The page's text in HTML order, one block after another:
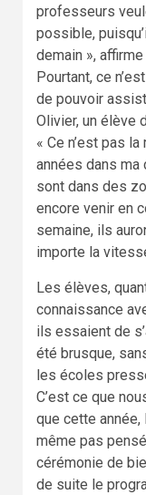
professeurs
possible,
demain »,
Pourtant, ce
de pouvoir
Olivier, un élève
« Ce n’est pas
années dans
sont dans des
encore venir en
semaine, ils
importe la
Les élèves,
connaissance
ils essaient de
été brusque,
les écoles
C’est ce que
que cette
même pas
cérémonie de
de suite le